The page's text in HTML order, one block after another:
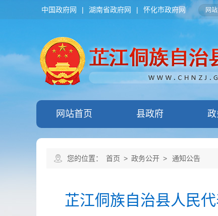
中国政府网 | 湖南省政府网 | 怀化市政府网 网
网站首页 县政府
您的位置： 首页 > 政务公开 > 通知公告
芷江侗族自治县人民